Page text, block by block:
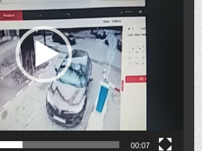
00:07